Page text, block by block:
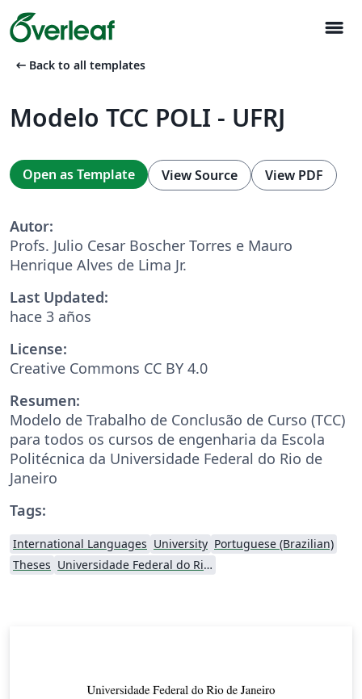
menu
arrow_left_alt Back to all templates
Modelo TCC POLI - UFRJ
Open as Template View Source View PDF
Autor:
Profs. Julio Cesar Boscher Torres e Mauro
Henrique Alves de Lima Jr.
Last Updated:
hace 3 años
License:
Creative Commons CC BY 4.0
Resumen:
Modelo de Trabalho de Conclusão de Curso (TCC)
para todos os cursos de engenharia da Escola
Politécnica da Universidade Federal do Rio de
Janeiro
Tags:
International Languages University Portuguese (Brazilian)
Theses
Universidade Federal do Rio de Janeiro